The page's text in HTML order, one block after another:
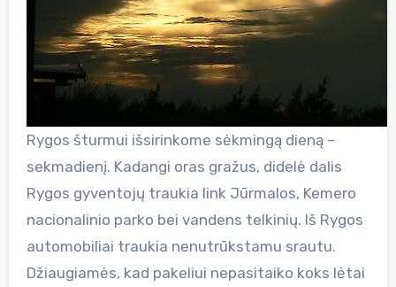
Rygos šturmui išsirinkome sėkmingą dieną –
sekmadienį. Kadangi oras gražus, didelė dalis
Rygos gyventojų traukia link Jūrmalos, Kemero
nacionalinio parko bei vandens telkinių. Iš Rygos
automobiliai traukia nenutrūkstamu srautu.
Džiaugiamės, kad pakeliui nepasitaiko koks lėtai